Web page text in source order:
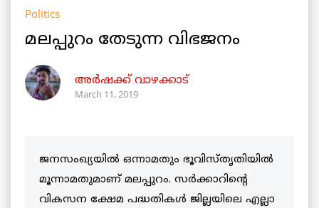
Politics
മലപ്പുറം തേടുന്ന വിഭജനം
അർഷക്ക് വാഴക്കാട്
March 11, 2019
ജനസംഖ്യയിൽ ഒന്നാമതും ഭൂവിസ്തൃതിയിൽ
മൂന്നാമതുമാണ് മലപ്പുറം. സർക്കാറിന്റെ
വികസന ക്ഷേമ പദ്ധതികൾ ജില്ലയിലെ എല്ലാ